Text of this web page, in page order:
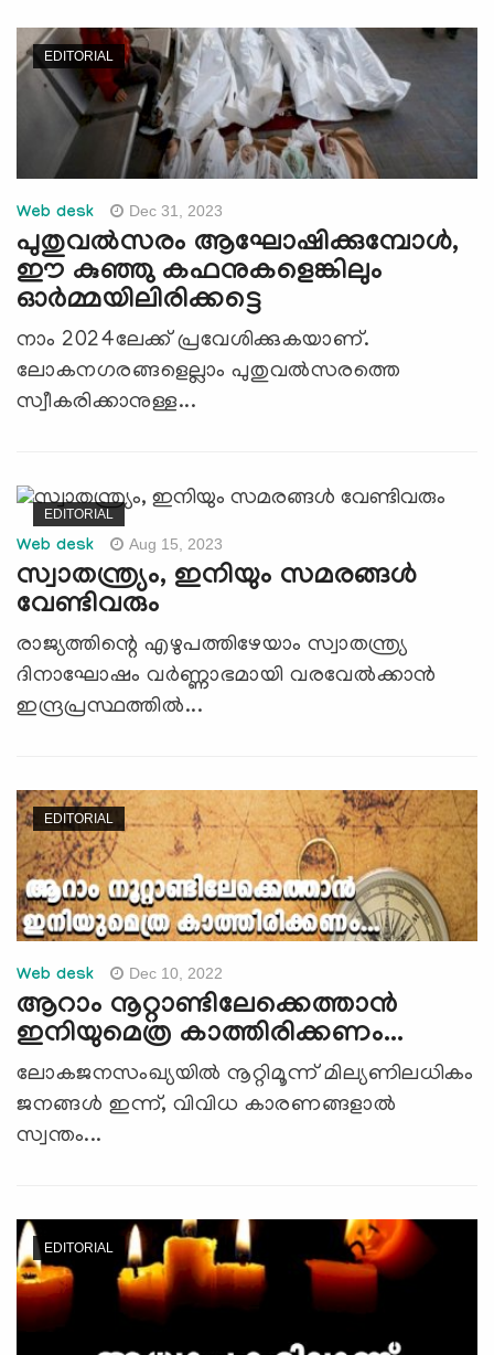
EDITORIAL
Web desk Dec 31, 2023
പുതുവല്‍സരം ആഘോഷിക്കുമ്പോള്‍,
ഈ കുഞ്ഞു കഫനുകളെങ്കിലും
ഓര്‍മ്മയിലിരിക്കട്ടെ
നാം 2024ലേക്ക് പ്രവേശിക്കുകയാണ്.
ലോകനഗരങ്ങളെല്ലാം പുതുവല്‍സരത്തെ
സ്വീകരിക്കാനുള്ള...
EDITORIAL
Web desk Aug 15, 2023
സ്വാതന്ത്ര്യം, ഇനിയും സമരങ്ങള്‍
വേണ്ടിവരും
രാജ്യത്തിന്റെ എഴുപത്തിഴേയാം സ്വാതന്ത്ര്യ
ദിനാഘോഷം വർണ്ണാഭമായി വരവേൽക്കാൻ
ഇന്ദ്രപ്രസ്ഥത്തിൽ...
EDITORIAL
Web desk Dec 10, 2022
ആറാം നൂറ്റാണ്ടിലേക്കെത്താന്‍
ഇനിയുമെത്ര കാത്തിരിക്കണം...
ലോകജനസംഖ്യയില്‍ നൂറ്റിമൂന്ന് മില്യണിലധികം
ജനങ്ങള്‍ ഇന്ന്, വിവിധ കാരണങ്ങളാല്‍
സ്വന്തം...
EDITORIAL